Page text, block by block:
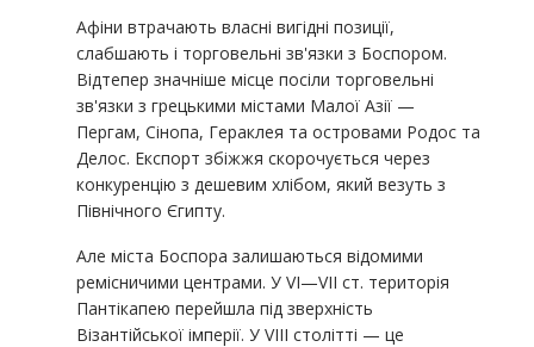
Афіни втрачають власні вигідні позиції,
слабшають і торговельні зв'язки з Боспором.
Відтепер значніше місце посіли торговельні
зв'язки з грецькими містами Малої Азії —
Пергам, Сінопа, Гераклея та островами Родос та
Делос. Експорт збіжжя скорочується через
конкуренцію з дешевим хлібом, який везуть з
Північного Єгипту.
Але міста Боспора залишаються відомими
ремісничими центрами. У VI—VII ст. територія
Пантікапею перейшла під зверхність
Візантійської імперії. У VIII столітті — це